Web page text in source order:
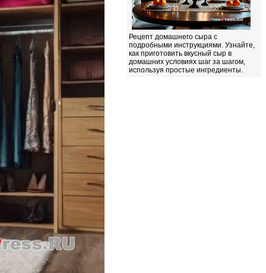
Рецепт домашнего сыра с
подробными инструкциями. Узнайте,
как приготовить вкусный сыр в
домашних условиях шаг за шагом,
используя простые ингредиенты.